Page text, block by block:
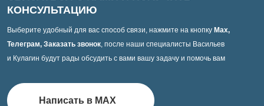
КОНСУЛЬТАЦИЮ
Выберите удобный для вас способ связи, нажмите на кнопку Max,
Телеграм, Заказать звонок, после наши специалисты Васильев
и Кулагин будут рады обсудить с вами вашу задачу и помочь вам
Написать в MAX